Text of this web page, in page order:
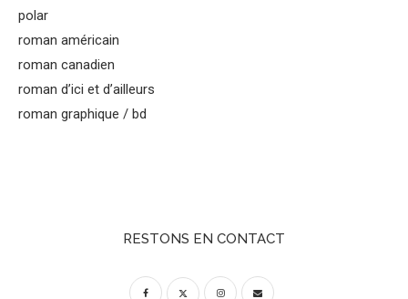
polar
roman américain
roman canadien
roman d’ici et d’ailleurs
roman graphique / bd
RESTONS EN CONTACT